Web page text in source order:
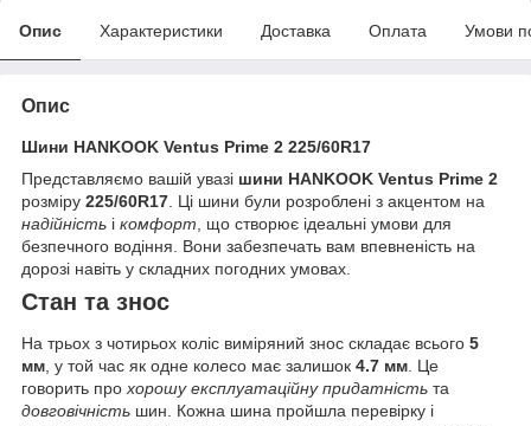
Опис Характеристики Доставка Оплата Умови
Опис
Шини HANKOOK Ventus Prime 2 225/60R17
Представляємо вашій увазі шини HANKOOK Ventus Prime 2
розміру 225/60R17 . Ці шини були розроблені з акцентом на
надійність і комфорт , що створює ідеальні умови для
безпечного водіння. Вони забезпечать вам впевненість на
дорозі навіть у складних погодних умовах.
Стан та знос
На трьох з чотирьох коліс виміряний знос складає всього 5
мм, у той час як одне колесо має залишок 4.7 мм. Це
говорить прохорошу експлуатаційну придатність та
довговічність шин. Кожна шина пройшла перевірку і